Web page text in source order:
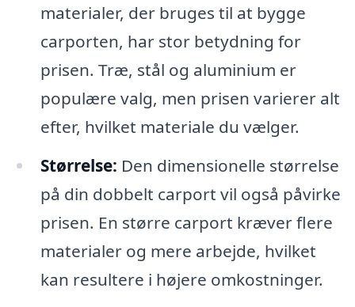
materialer, der bruges til at bygge
carporten, har stor betydning for
prisen. Træ, stål og aluminium er
populære valg, men prisen varierer alt
efter, hvilket materiale du vælger.
Størrelse: Den dimensionelle størrelse
på din dobbelt carport vil også påvirke
prisen. En større carport kræver flere
materialer og mere arbejde, hvilket
kan resultere i højere omkostninger.